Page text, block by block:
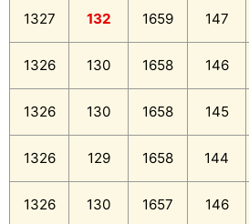
1327 132 1659 147
1326 130 1658 146
1326 130 1658 145
1326 129 1658 144
1326 130 1657 146